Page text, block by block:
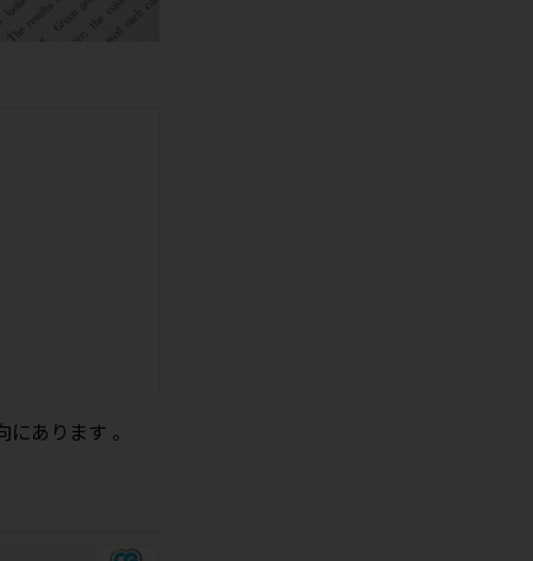
あります 。